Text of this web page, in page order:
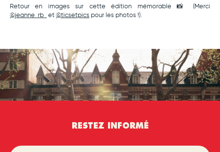
Retour en images sur cette édition mémorable 📸 (Merci
@jeanne_rb_
et @ticsetpics pour les photos !).
RESTEZ INFORMÉ